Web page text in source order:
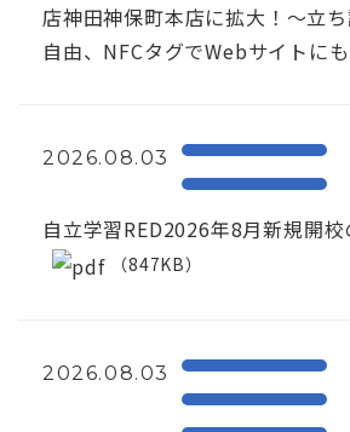
店神田神保町本店に拡大！〜立
自由、NFCタグでWebサイトに
2026.08.03
自立学習RED2026年8月新規開
（847KB）
2026.08.03